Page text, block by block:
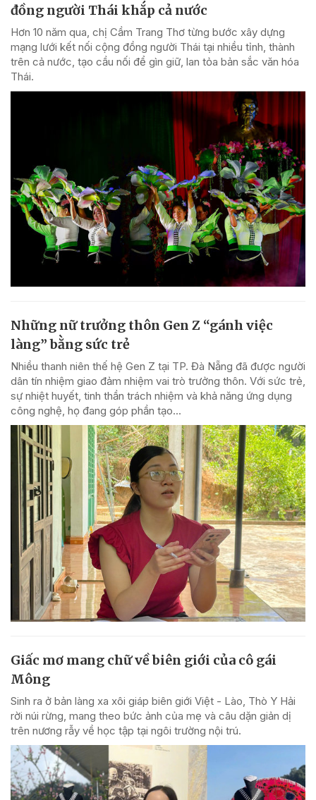
đồng người Thái khắp cả nước
Hơn 10 năm qua, chị Cầm Trang Thơ từng bước xây dựng
mạng lưới kết nối cộng đồng người Thái tại nhiều tỉnh, thành
trên cả nước, tạo cầu nối để gìn giữ, lan tỏa bản sắc văn hóa
Thái.
Những nữ trưởng thôn Gen Z “gánh việc
làng” bằng sức trẻ
Nhiều thanh niên thế hệ Gen Z tại TP. Đà Nẵng đã được người
dân tín nhiệm giao đảm nhiệm vai trò trưởng thôn. Với sức trẻ,
sự nhiệt huyết, tinh thần trách nhiệm và khả năng ứng dụng
công nghệ, họ đang góp phần tạo...
Giấc mơ mang chữ về biên giới của cô gái
Mông
Sinh ra ở bản làng xa xôi giáp biên giới Việt - Lào, Thò Y Hải
rời núi rừng, mang theo bức ảnh của mẹ và câu dặn giản dị
trên nương rẫy về học tập tại ngôi trường nội trú.